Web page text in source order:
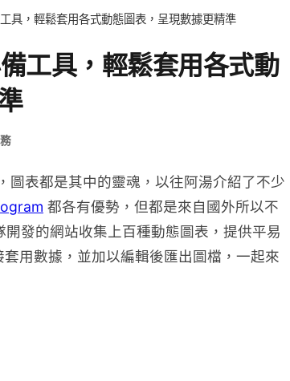
具，輕鬆套用各式動態圖表，呈現數據更精準
工具，輕鬆套用各式動
圖表都是其中的靈魂，以往阿湯介紹了不少
都各有優勢，但都是來自國外所以不
發的網站收集上百種動態圖表，提供平易
用數據，並加以編輯後匯出圖檔，一起來